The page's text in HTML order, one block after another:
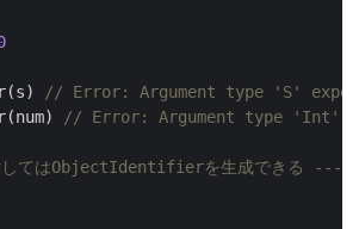
// Error: Argument type 'S'
// Error: Argument type 'Int'
てはObjectIdentifierを生成できる ---